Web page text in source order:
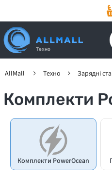
Техно
AllMall Техно Зарядні
Комплекти
Комплекти PowerOcean